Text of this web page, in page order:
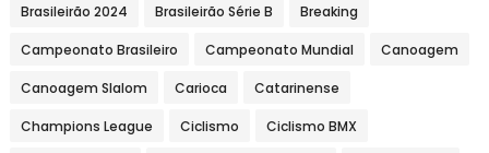
Brasileirão 2024 Brasileirão Série B Breaking
Campeonato Brasileiro Campeonato Mundial Canoagem
Canoagem Slalom Carioca Catarinense
Champions League Ciclismo Ciclismo BMX